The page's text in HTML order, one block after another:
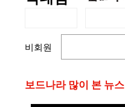
비회원
보드나라 많이 본 뉴스